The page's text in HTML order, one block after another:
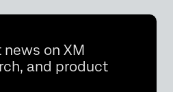
on XM
and product